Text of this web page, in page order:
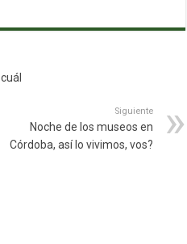
Siguiente
Noche de los museos en
Córdoba, así lo vivimos, vos?